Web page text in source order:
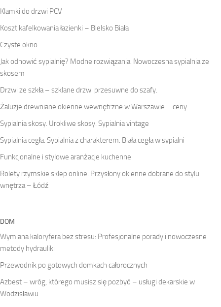
Klamki do drzwi PCV
Koszt kafelkowania łazienki – Bielsko Biała
Czyste okno
Jak odnowić sypialnię? Modne rozwiązania. Nowoczesna sypialnia ze
skosem
Drzwi ze szkła – szklane drzwi przesuwne do szafy.
Żaluzje drewniane okienne wewnętrzne w Warszawie – ceny
Sypialnia skosy. Urokliwe skosy. Sypialnia vintage
Sypialnia cegła. Sypialnia z charakterem. Biała cegła w sypialni
Funkcjonalne i stylowe aranżacje kuchenne
Rolety rzymskie sklep online. Przysłony okienne dobrane do stylu
wnętrza – Łódź
DOM
Wymiana kaloryfera bez stresu: Profesjonalne porady i nowoczesne
metody hydrauliki
Przewodnik po gotowych domkach całorocznych
Azbest – wróg, którego musisz się pozbyć – usługi dekarskie w
Wodzisławiu